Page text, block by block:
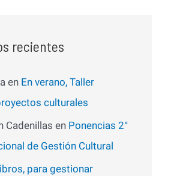
recientes
en En verano, Taller
culturales
Cadenillas en Ponencias 2°
de Gestión Cultural
para gestionar